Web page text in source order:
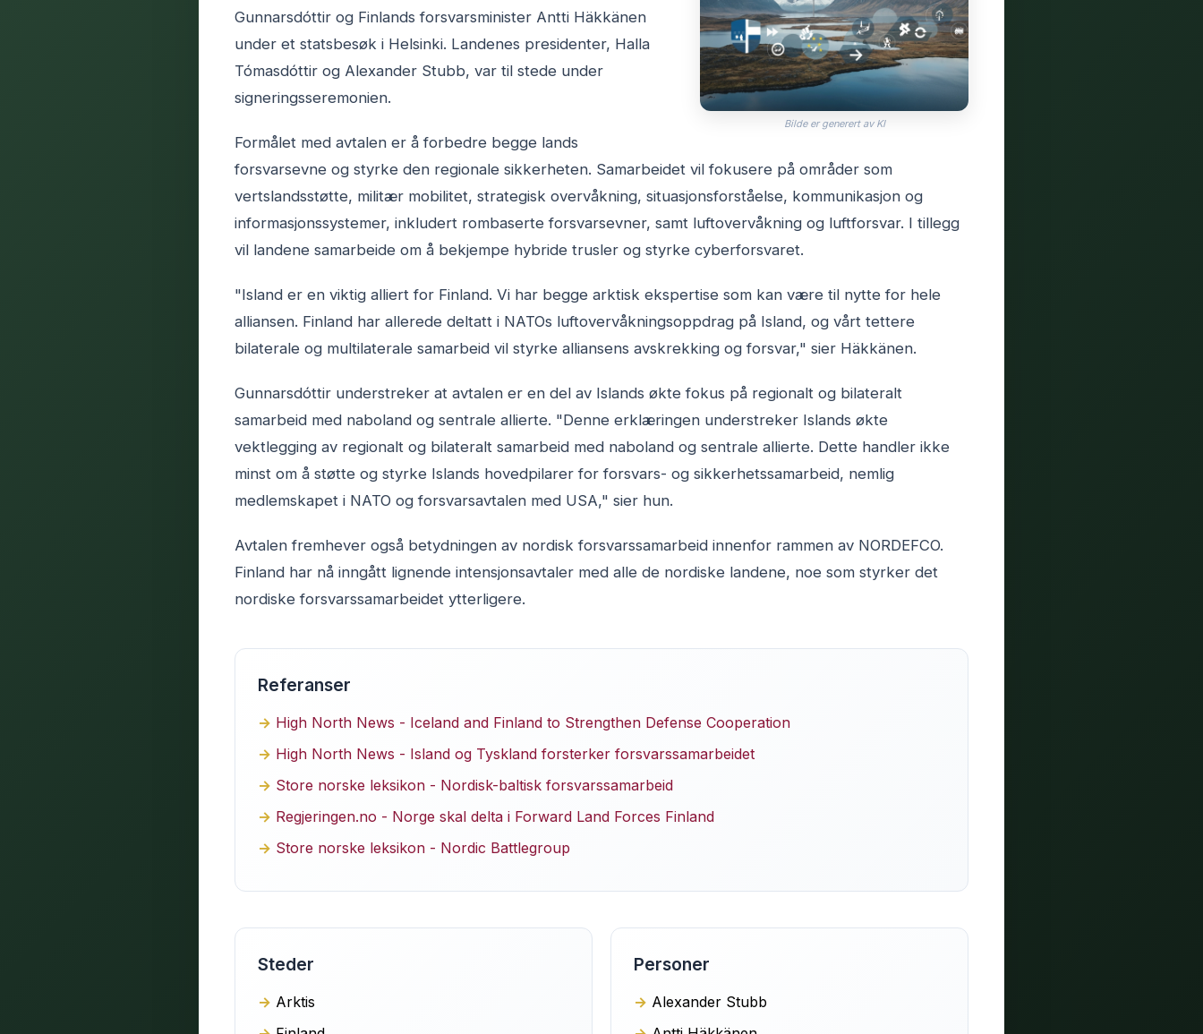
Bilde er generert av KI
Gunnarsdóttir og Finlands forsvarsminister Antti Häkkänen
under et statsbesøk i Helsinki. Landenes presidenter, Halla
Tómasdóttir og Alexander Stubb, var til stede under
signeringsseremonien.
Formålet med avtalen er å forbedre begge lands
forsvarsevne og styrke den regionale sikkerheten. Samarbeidet vil fokusere på områder som
vertslandsstøtte, militær mobilitet, strategisk overvåkning, situasjonsforståelse, kommunikasjon og
informasjonssystemer, inkludert rombaserte forsvarsevner, samt luftovervåkning og luftforsvar. I tillegg
vil landene samarbeide om å bekjempe hybride trusler og styrke cyberforsvaret.
"Island er en viktig alliert for Finland. Vi har begge arktisk ekspertise som kan være til nytte for hele
alliansen. Finland har allerede deltatt i NATOs luftovervåkningsoppdrag på Island, og vårt tettere
bilaterale og multilaterale samarbeid vil styrke alliansens avskrekking og forsvar," sier Häkkänen.
Gunnarsdóttir understreker at avtalen er en del av Islands økte fokus på regionalt og bilateralt
samarbeid med naboland og sentrale allierte. "Denne erklæringen understreker Islands økte
vektlegging av regionalt og bilateralt samarbeid med naboland og sentrale allierte. Dette handler ikke
minst om å støtte og styrke Islands hovedpilarer for forsvars- og sikkerhetssamarbeid, nemlig
medlemskapet i NATO og forsvarsavtalen med USA," sier hun.
Avtalen fremhever også betydningen av nordisk forsvarssamarbeid innenfor rammen av NORDEFCO.
Finland har nå inngått lignende intensjonsavtaler med alle de nordiske landene, noe som styrker det
nordiske forsvarssamarbeidet ytterligere.
Referanser
High North News - Iceland and Finland to Strengthen Defense Cooperation
High North News - Island og Tyskland forsterker forsvarssamarbeidet
Store norske leksikon - Nordisk-baltisk forsvarssamarbeid
Regjeringen.no - Norge skal delta i Forward Land Forces Finland
Store norske leksikon - Nordic Battlegroup
Steder
Arktis
Personer
Alexander Stubb